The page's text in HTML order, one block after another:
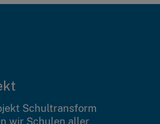
Schultransform
wir Schulen aller